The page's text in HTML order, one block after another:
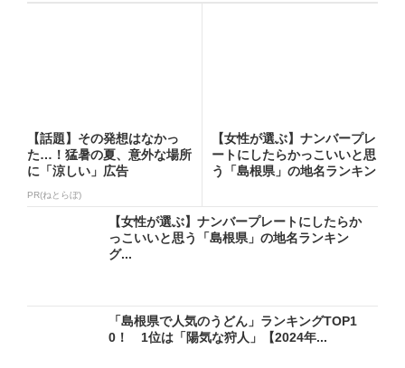
【話題】その発想はなかっ
た…！猛暑の夏、意外な場所
に「涼しい」広告
PR(ねとらぼ)
【女性が選ぶ】ナンバープレ
ートにしたらかっこいいと思
う「島根県」の地名ランキン
【女性が選ぶ】ナンバープレートにしたらか
っこいいと思う「島根県」の地名ランキン
グ...
「島根県で人気のうどん」ランキングTOP1
0！ 1位は「陽気な狩人」【2024年...